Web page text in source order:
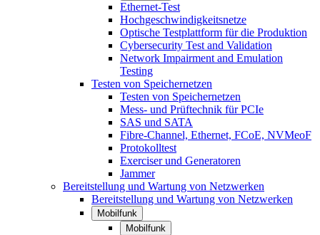
Ethernet-Test
Hochgeschwindigkeitsnetze
Optische Testplattform für die Produktion
Cybersecurity Test and Validation
Network Impairment and Emulation
Testing
Testen von Speichernetzen
Testen von Speichernetzen
Mess- und Prüftechnik für PCIe
SAS und SATA
Fibre-Channel, Ethernet, FCoE, NVMeoF
Protokolltest
Exerciser und Generatoren
Jammer
Bereitstellung und Wartung von Netzwerken
Bereitstellung und Wartung von Netzwerken
Mobilfunk
Mobilfunk